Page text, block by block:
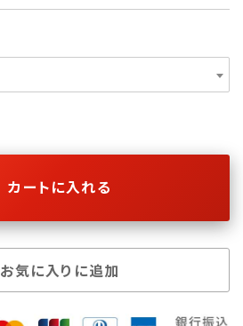
カートに入れる
お気に入りに追加